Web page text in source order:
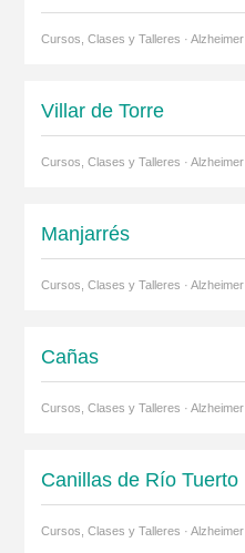
Cursos, Clases y Talleres · Alzheimer
Villar de Torre
Cursos, Clases y Talleres · Alzheimer
Manjarrés
Cursos, Clases y Talleres · Alzheimer
Cañas
Cursos, Clases y Talleres · Alzheimer
Canillas de Río Tuerto
Cursos, Clases y Talleres · Alzheimer